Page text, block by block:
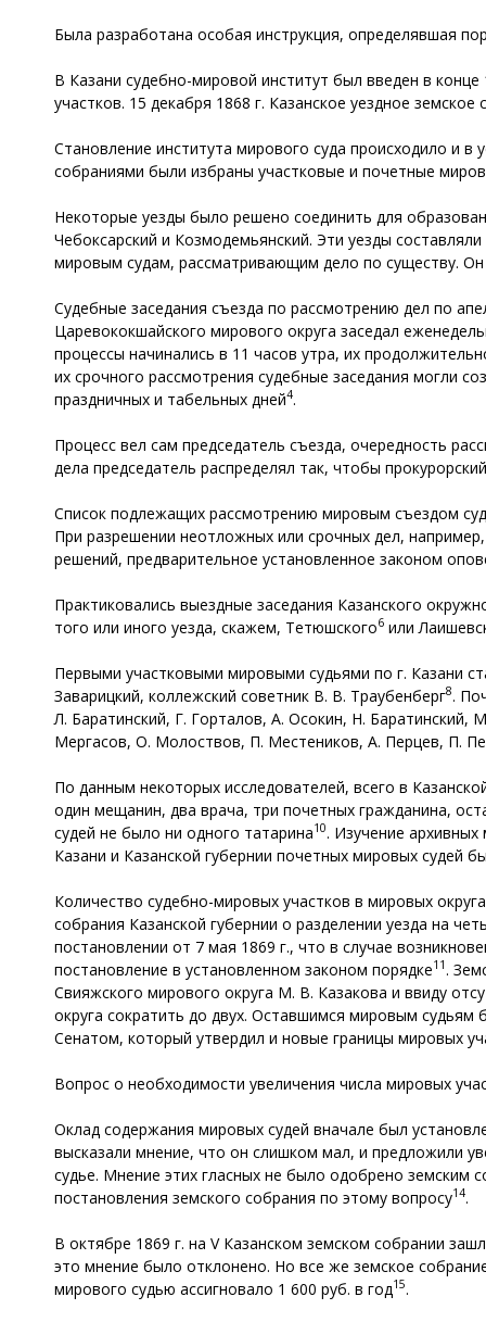
Была разработана особая инструкция, определявшая
В Казани судебно-мировой институт был введен в
участков. 15 декабря 1868 г. Казанское уездное
Становление института мирового суда происходило и в
собраниями были избраны участковые и почетные
Некоторые уезды было решено соединить для
Чебоксарский и Козмодемьянский. Эти уезды
мировым судам, рассматривающим дело по существу.
Судебные заседания съезда по рассмотрению дел по
Царевококшайского мирового округа заседал
процессы начинались в 11 часов утра, их
их срочного рассмотрения судебные заседания могли
праздничных и табельных дней4.
Процесс вел сам председатель съезда, очередность
дела председатель распределял так, чтобы
Список подлежащих рассмотрению мировым съездом
При разрешении неотложных или срочных дел,
решений, предварительное установленное законом
Практиковались выездные заседания Казанского
того или иного уезда, скажем, Тетюшского6 или
Первыми участковыми мировыми судьями по г. Казани
Заварицкий, коллежский советник В. В. Траубенберг8.
Л. Баратинский, Г. Горталов, А. Осокин, Н.
Мергасов, О. Молоствов, П. Местеников, А. Перцев, П.
По данным некоторых исследователей, всего в
один мещанин, два врача, три почетных гражданина,
судей не было ни одного татарина10. Изучение
Казани и Казанской губернии почетных мировых судей
Количество судебно-мировых участков в мировых
собрания Казанской губернии о разделении уезда на
постановлении от 7 мая 1869 г., что в случае
постановление в установленном законом порядке11 .
Свияжского мирового округа М. В. Казакова и ввиду
округа сократить до двух. Оставшимся мировым
Сенатом, который утвердил и новые границы мировых
Вопрос о необходимости увеличения числа мировых
Оклад содержания мировых судей вначале был
высказали мнение, что он слишком мал, и предложили
судье. Мнение этих гласных не было одобрено земским
постановления земского собрания по этому вопросу14.
В октябре 1869 г. на V Казанском земском собрании
это мнение было отклонено. Но все же земское
мирового судью ассигновало 1 600 руб. в год15.